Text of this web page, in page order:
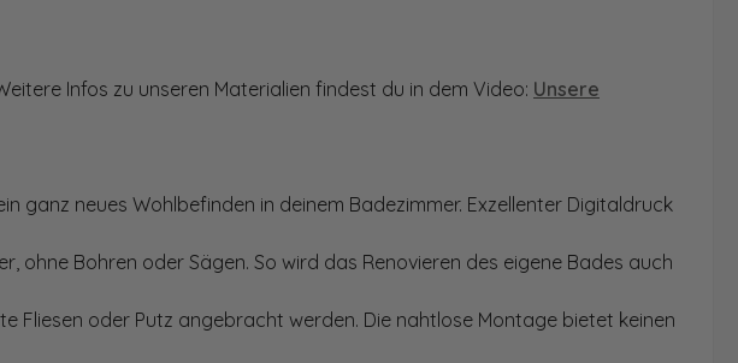
Infos zu unseren Materialien findest du in dem Video: Unsere
ganz neues Wohlbefinden in deinem Badezimmer. Exzellenter Digitaldruck
ohne Bohren oder Sägen. So wird das Renovieren des eigene Bades auch
Fliesen oder Putz angebracht werden. Die nahtlose Montage bietet keinen